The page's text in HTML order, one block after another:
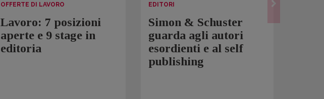
OFFERTE DI LAVORO
Lavoro: 7 posizioni
aperte e 9 stage in
editoria
EDITORI
Simon & Schuster
guarda agli autori
esordienti e al self
publishing